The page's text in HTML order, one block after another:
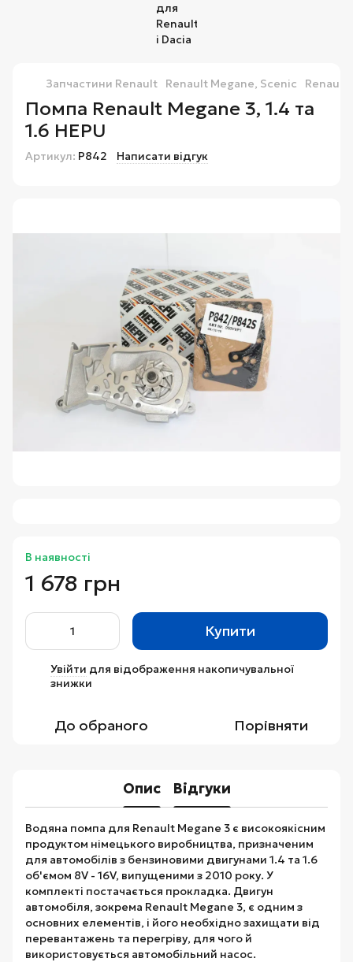
Запчастини Renault Renault Megane, Scenic Renault
Помпа Renault Megane 3, 1.4 та
1.6 HEPU
Артикул: P842 Написати відгук
В наявності
1 678 грн
Купити
Увійти для відображення накопичувальної
знижки
До обраного Порівняти
Опис Відгуки
Водяна помпа для Renault Megane 3 є високоякісним
продуктом німецького виробництва, призначеним
для автомобілів з бензиновими двигунами 1.4 та 1.6
об'ємом 8V - 16V, випущеними з 2010 року. У
комплекті постачається прокладка. Двигун
автомобіля, зокрема Renault Megane 3, є одним з
основних елементів, і його необхідно захищати від
перевантажень та перегріву, для чого й
використовується автомобільний насос.